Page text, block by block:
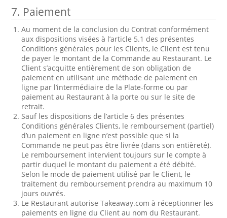
7. Paiement
Au moment de la conclusion du Contrat conformément
aux dispositions visées à l’article 5.1 des présentes
Conditions générales pour les Clients, le Client est tenu
de payer le montant de la Commande au Restaurant. Le
Client s’acquitte entièrement de son obligation de
paiement en utilisant une méthode de paiement en
ligne par l’intermédiaire de la Plate-forme ou par
paiement au Restaurant à la porte ou sur le site de
retrait.
Sauf les dispositions de l’article 6 des présentes
Conditions générales Clients, le remboursement (partiel)
d’un paiement en ligne n’est possible que si la
Commande ne peut pas être livrée (dans son entièreté).
Le remboursement intervient toujours sur le compte à
partir duquel le montant du paiement a été débité.
Selon le mode de paiement utilisé par le Client, le
traitement du remboursement prendra au maximum 10
jours ouvrés.
Le Restaurant autorise Takeaway.com à réceptionner les
paiements en ligne du Client au nom du Restaurant.